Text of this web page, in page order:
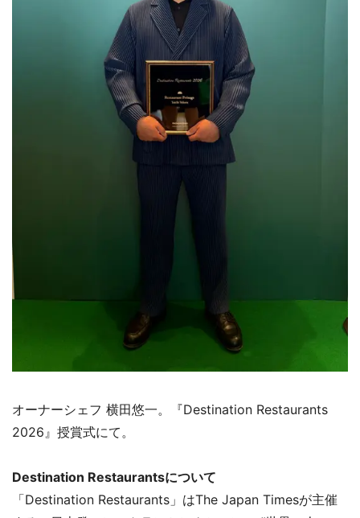
オーナーシェフ 横田悠一。『Destination Restaurants
2026』授賞式にて。
Destination Restaurantsについて
「Destination Restaurants」はThe Japan Timesが主催